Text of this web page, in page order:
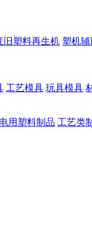
旧塑料再生机 塑机
工艺模具 玩具模具
用塑料制品 工艺类